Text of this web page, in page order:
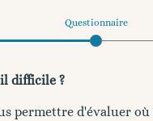
Questionnaire
difficile ?
permettre d'évaluer